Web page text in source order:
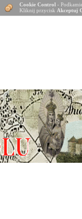
Cookie Control -
Kliknij przycisk Akceptuj